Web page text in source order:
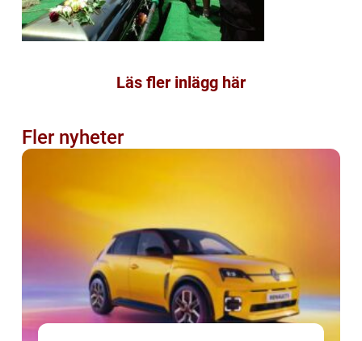
Läs fler inlägg här
Fler nyheter